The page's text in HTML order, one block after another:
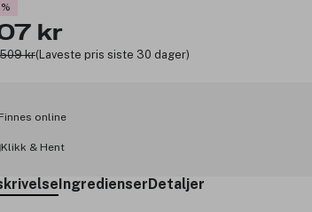
kr
kr(Laveste pris siste 30 dager)
Finnes online
Klikk & Hent
IngredienserDetaljer